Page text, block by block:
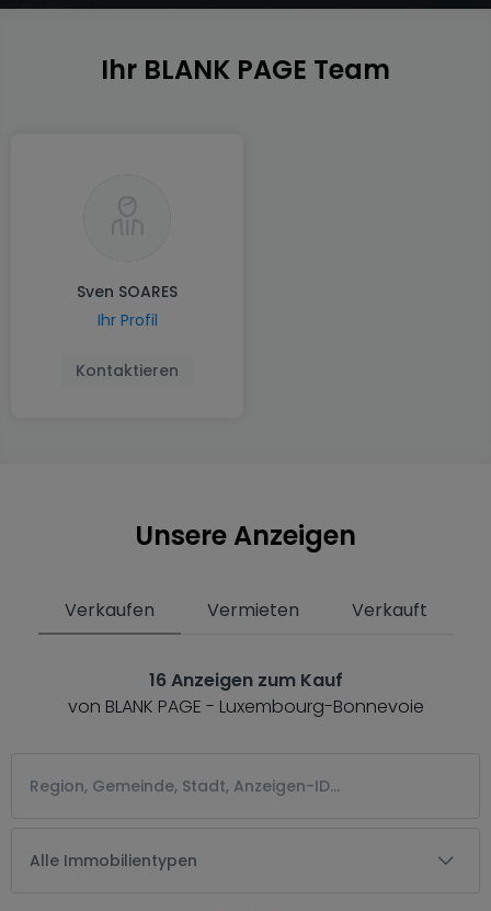
Ihr BLANK PAGE Team
Sven SOARES
Ihr Profil
Kontaktieren
Unsere Anzeigen
Verkaufen Vermieten Verkauft
16 Anzeigen zum Kauf
von BLANK PAGE - Luxembourg-Bonnevoie
Alle Immobilientypen